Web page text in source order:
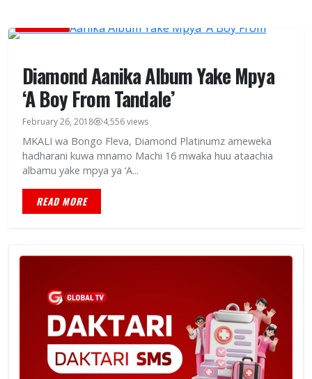
Diamond Aanika Album Yake Mpya
‘A Boy From Tandale’
February 26, 2018 4,556 views
MKALI wa Bongo Fleva, Diamond Platinumz ameweka
hadharani kuwa mnamo Machi 16 mwaka huu ataachia
albamu yake mpya ya ‘A...
READ MORE